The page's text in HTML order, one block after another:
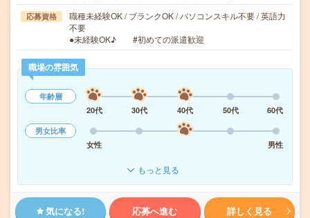
応募資格
職種未経験OK / ブランクOK / パソコンスキル不要 / 英語力
不要
●未経験OK♪ #初めての派遣歓迎
職場の雰囲気
年齢層
20代
30代 40代 50代
60代
男女比率
女性
男性
もっと見る
気になる! 応募へ進む 詳しく見る